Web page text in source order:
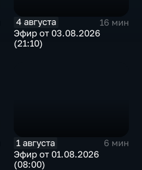
4 августа
16 мин
Эфир от 03.08.2026
(21:10)
1 августа
6 мин
Эфир от 01.08.2026
(08:00)